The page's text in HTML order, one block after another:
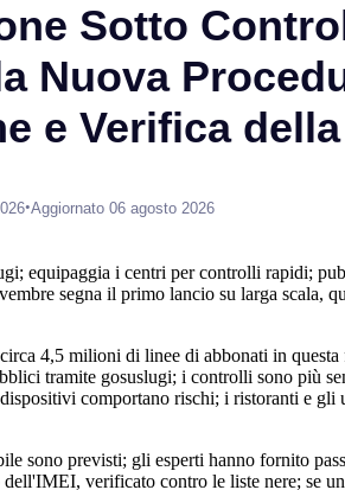
Sotto
Nuova
e Verifica
•Aggiornato 06 agosto 2026
equipaggia i centri per controlli rapidi;
segna il primo lancio su larga scala,
4,5 milioni di linee di abbonati in questa
tramite gosuslugi; i controlli sono più
comportano rischi; i ristoranti e gli
sono previsti; gli esperti hanno fornito
verificato contro le liste nere; se